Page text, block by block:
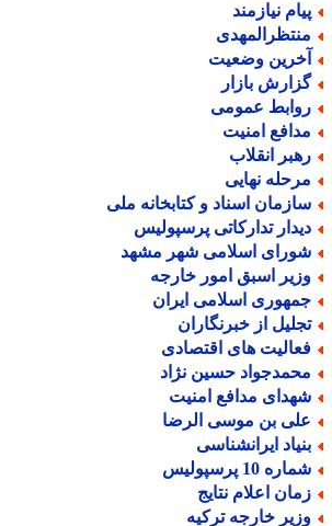
نیازمند
وضعیت
بازار
عمومی
امنیت
انقلاب
نهایی
اسناد و کتابخانه ملی
تدارکاتی پرسپولیس
اسلامی شهر مشهد
اسبق امور خارجه
اسلامی ایران
از خبرنگاران
های اقتصادی
حسین نژاد
مدافع امنیت
بن موسی الرضا
ایرانشناسی
10 پرسپولیس
اعلام نتایج
خارجه ترکیه